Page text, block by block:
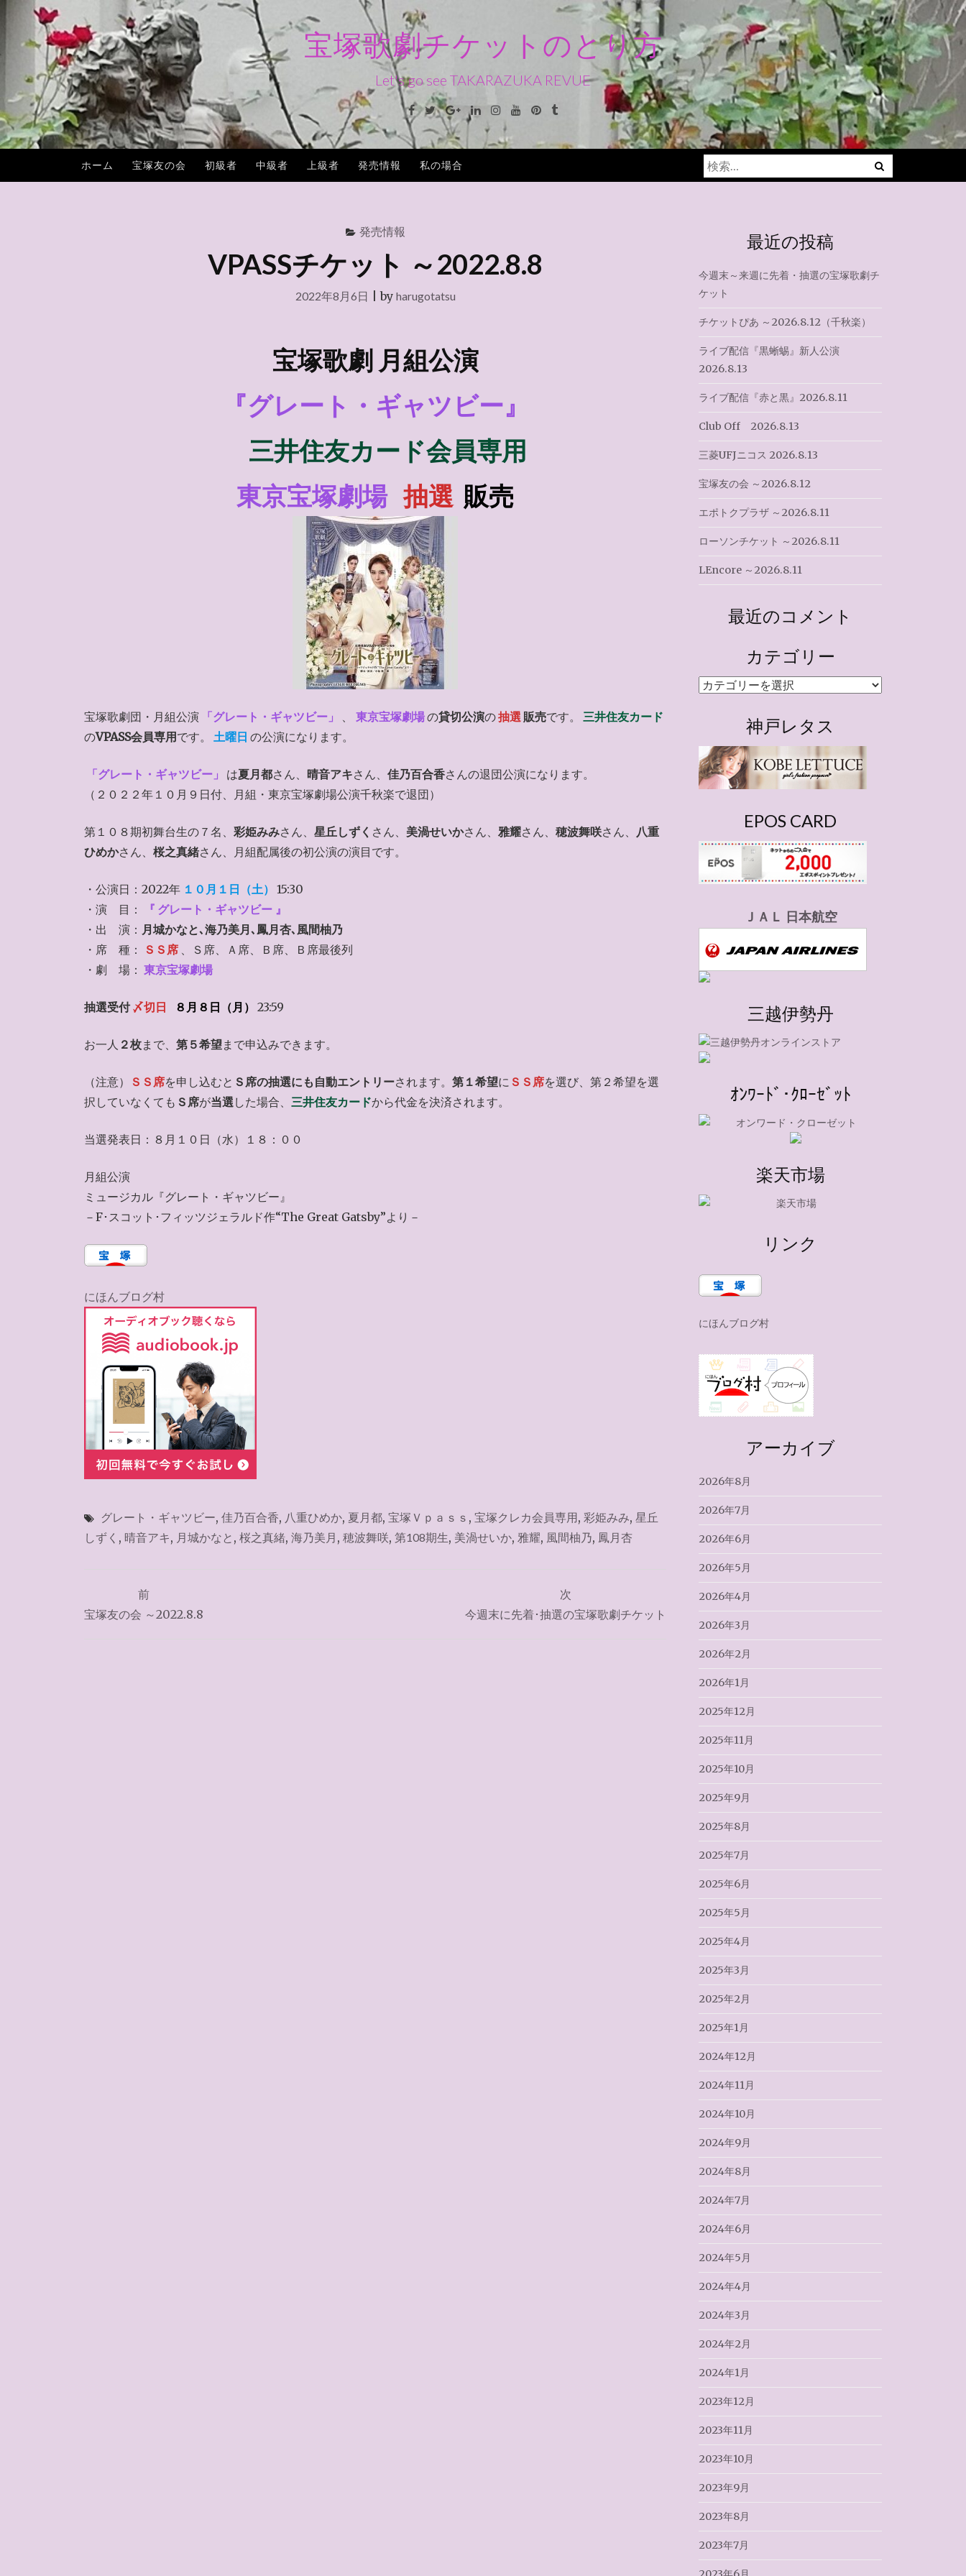
へ
ス
キ
宝塚歌劇チケットのとり方
Let's go see TAKARAZUKA REVUE
Facebook
TwitterGoogle+LinkedinInstagramYoutubePinterest
Tumblr
ホーム 宝塚友の会 初級者 中級者 上級者 発売情報 私の場合
検
索:
発売情報
VPASSチケット ～2022.8.8
2022年8月6日 |by harugotatsu
宝塚歌劇 月組公演
『グレート・ギャツビー』
三井住友カード会員専用
東京宝塚劇場 抽選 販売
宝塚歌劇団・月組公演 「グレート・ギャツビー」 、 東京宝塚劇場の貸切公演の抽選 販売です。
三井住友カード
のVPASS会員専用 です。 土曜日 の公演になります。
「グレート・ギャツビー」 は夏月都さん、 晴音アキさん、佳乃百合香さんの退団公演になります。
（２０２２年１０月９日付、月組・東京宝塚劇場公演千秋楽で退団）
第１０８期初舞台生の７名、 彩姫みみさん、 星丘しずく さん、 美渦せいかさん、 雅耀さん、 穂波舞咲さん、 八重
ひめかさん、 桜之真緒さん、月組配属後の初公演の演目です。
・公演日：2022年 １０月１日（土）
15:30
・演 目：
『 グレート・ギャツビー 』
・出 演： 月城かなと､海乃美月 ､鳳月杏､風間柚乃
・席 種：
ＳＳ席 、Ｓ席、Ａ席、Ｂ席、Ｂ席最後列
・劇 場： 東京宝塚劇場
抽選受付 〆切日 ８月８日（月） 23:59
お一人 ２枚まで、 第５希望まで申込みできます。
（注意） ＳＳ席を申し込むと Ｓ席の抽選にも自動エントリーされます。 第１希望に ＳＳ席を選び、第２希望を選
択していなくても Ｓ席が当選した場合、 三井住友カードから代金を決済されます。
当選発表日：８月１０日（水）１８：００
月組公演
ミュージカル『グレート・ギャツビー』
－F･スコット･フィッツジェラルド作“The Great Gatsby”より－
にほんブログ村
グレート・ギャツビー, 佳乃百合香, 八重ひめか, 夏月都, 宝塚Ｖｐａｓｓ , 宝塚クレカ会員専用, 彩姫みみ, 星丘
しずく , 晴音アキ, 月城かなと , 桜之真緒, 海乃美月 , 穂波舞咲, 第108期生, 美渦せいか, 雅耀, 風間柚乃, 鳳月杏
稿
前
宝塚友の会 ～2022.8.8
次
今週末に先着･抽選の宝塚歌劇チケット
最近の投稿
今週末～来週に先着・抽選の宝塚歌劇チ
ケット
チケットぴあ ～2026.8.12（千秋楽）
ライブ配信『黒蜥蜴』新人公演
2026.8.13
ライブ配信『赤と黒』2026.8.11
Club Off 2026.8.13
三菱UFJニコス 2026.8.13
宝塚友の会 ～2026.8.12
エポトクプラザ ～2026.8.11
ローソンチケット ～2026.8.11
LEncore ～2026.8.11
最近のコメント
カテゴリー
カ
ー
神戸レタス
EPOS CARD
ＪＡＬ 日本航空
三越伊勢丹
ｵﾝﾜｰﾄﾞ･ｸﾛｰｾﾞｯﾄ
楽天市場
リンク
にほんブログ村
アーカイブ
2026年8月
2026年7月
2026年6月
2026年5月
2026年4月
2026年3月
2026年2月
2026年1月
2025年12月
2025年11月
2025年10月
2025年9月
2025年8月
2025年7月
2025年6月
2025年5月
2025年4月
2025年3月
2025年2月
2025年1月
2024年12月
2024年11月
2024年10月
2024年9月
2024年8月
2024年7月
2024年6月
2024年5月
2024年4月
2024年3月
2024年2月
2024年1月
2023年12月
2023年11月
2023年10月
2023年9月
2023年8月
2023年7月